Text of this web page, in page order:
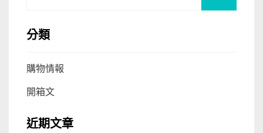
分類
購物情報
開箱文
近期文章